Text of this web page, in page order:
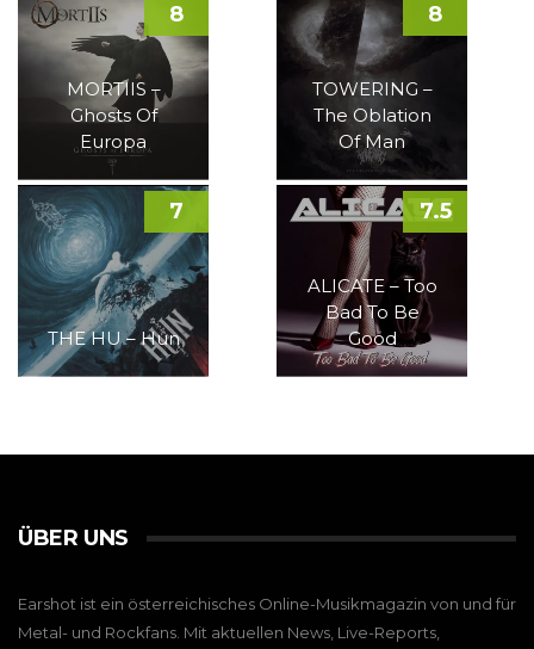
MORTIIS –
Ghosts Of
Europa
8
TOWERING –
The Oblation
Of Man
8
THE HU – Hun
7
ALICATE – Too
Bad To Be
Good
7.5
ÜBER UNS
Earshot ist ein österreichisches Online-Musikmagazin von und für
Metal- und Rockfans. Mit aktuellen News, Live-Reports,